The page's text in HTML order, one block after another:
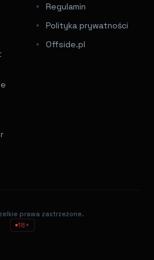
Regulamin
Polityka prywatności
Offside.pl
prawa zastrzeżone.
18+